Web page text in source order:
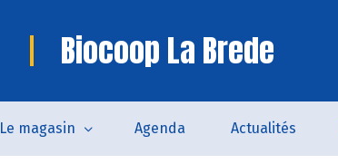
Biocoop La Brede
Le magasin Agenda Actualités